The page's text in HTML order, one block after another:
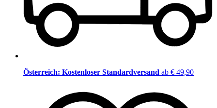
Österreich: Kostenloser Standardversand ab € 49,90